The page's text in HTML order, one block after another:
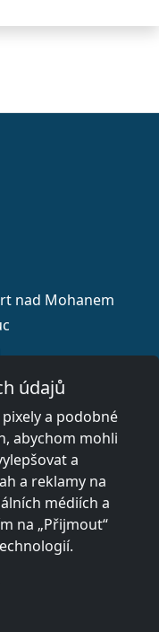
nad Mohanem
údajů
a podobné
abychom mohli
a
a reklamy na
médiích a
na „Přijmout“